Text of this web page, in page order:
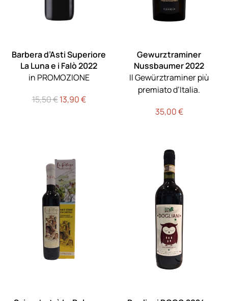
Barbera d’Asti Superiore
La Luna e i Falò 2022
in PROMOZIONE
15,50€Il13,90€Il
Gewurztraminer
Nussbaumer 2022
Il Gewürztraminer più
premiato d’Italia.
35,00€